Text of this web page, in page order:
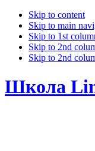
Skip to content
Skip to main
Skip to 1st
Skip to 2nd
Skip to 2nd
Школа